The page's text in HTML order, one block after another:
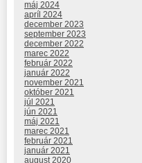
máj 2024
apríl 2024
december 2023
september 2023
december 2022
marec 2022
február 2022
január 2022
november 2021
október 2021
júl 2021
jún 2021
máj 2021
marec 2021
február 2021
január 2021
august 2020